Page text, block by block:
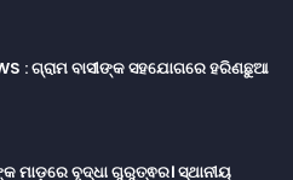
: ଗ୍ରାମ ବାସୀଙ୍କ ସହଯୋଗରେ ହରିଣଛୁଆ
ମାଡ଼ରେ ବୃଦ୍ଧା ଗୁରୁତ୍ଵର। ସ୍ଥାନୀୟ